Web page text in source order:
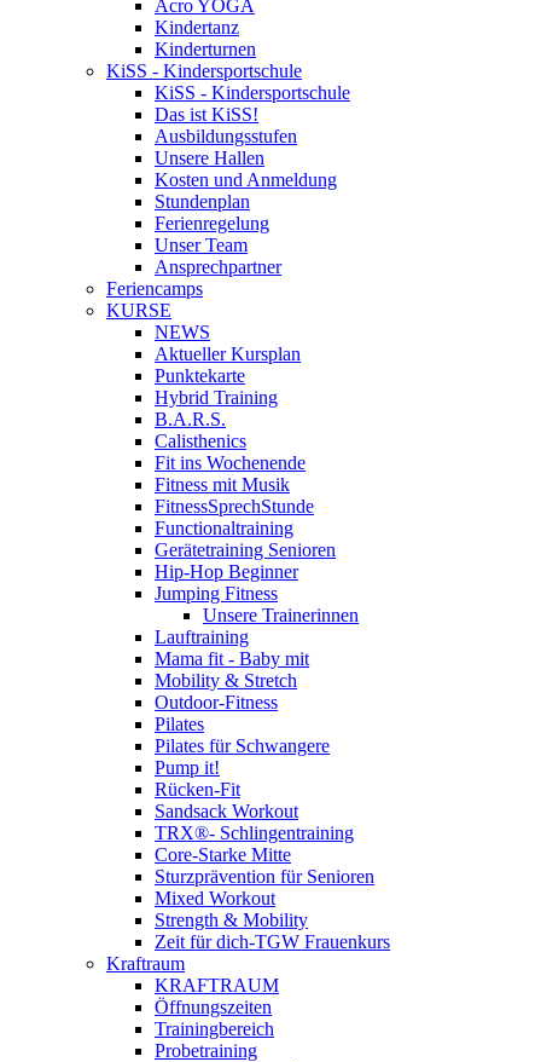
Acro YOGA
Kindertanz
Kinderturnen
KiSS - Kindersportschule
KiSS - Kindersportschule
Das ist KiSS!
Ausbildungsstufen
Unsere Hallen
Kosten und Anmeldung
Stundenplan
Ferienregelung
Unser Team
Ansprechpartner
Feriencamps
KURSE
NEWS
Aktueller Kursplan
Punktekarte
Hybrid Training
B.A.R.S.
Calisthenics
Fit ins Wochenende
Fitness mit Musik
FitnessSprechStunde
Functionaltraining
Gerätetraining Senioren
Hip-Hop Beginner
Jumping Fitness
Unsere Trainerinnen
Lauftraining
Mama fit - Baby mit
Mobility & Stretch
Outdoor-Fitness
Pilates
Pilates für Schwangere
Pump it!
Rücken-Fit
Sandsack Workout
TRX®- Schlingentraining
Core-Starke Mitte
Sturzprävention für Senioren
Mixed Workout
Strength & Mobility
Zeit für dich-TGW Frauenkurs
Kraftraum
KRAFTRAUM
Öffnungszeiten
Trainingbereich
Probetraining